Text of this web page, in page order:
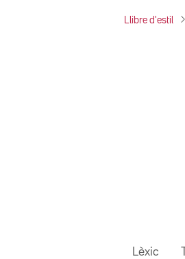
Llibre d'estil
Lèxic